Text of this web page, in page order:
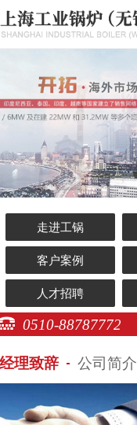
走进工锅
客户案例
人才招聘
0510-88787772
理致辞 公司简介